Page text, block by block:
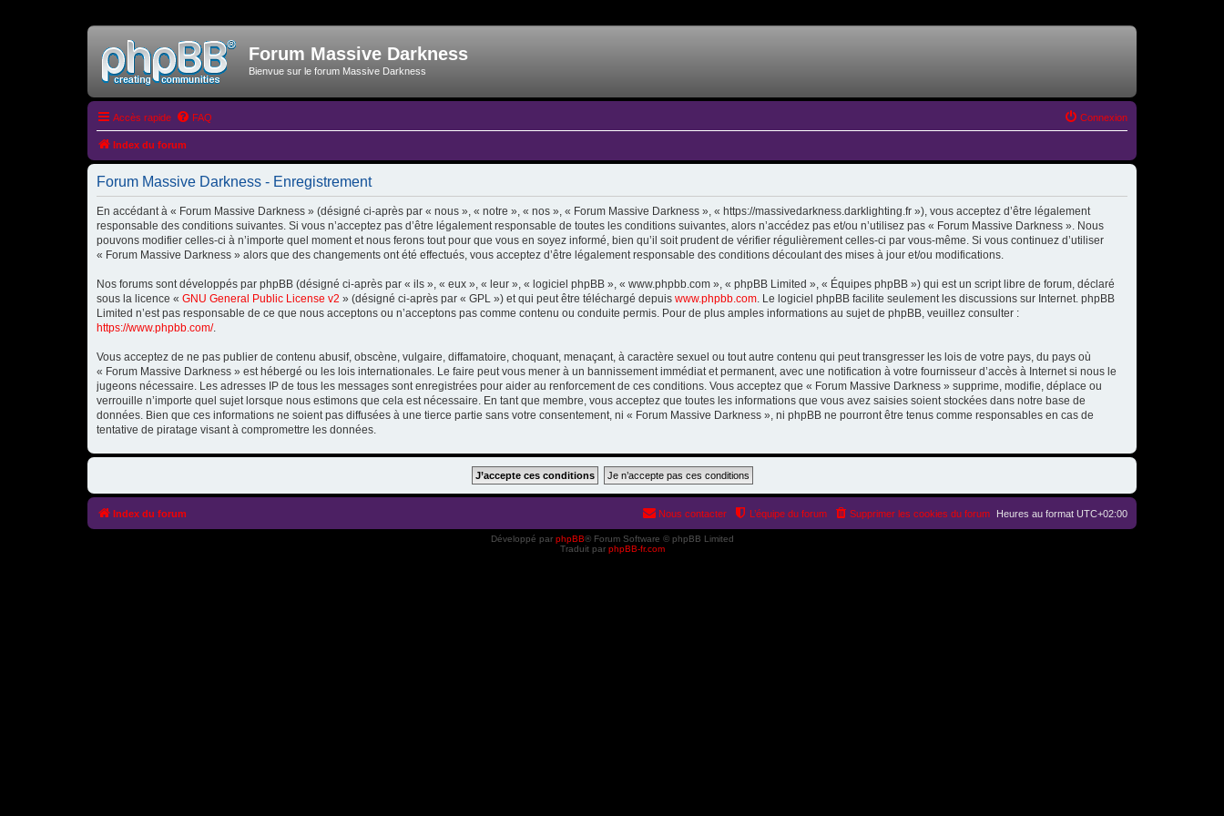
Forum Massive Darkness
Bienvue sur le forum Massive Darkness
Accès rapide FAQ Connexion
Index du forum
Forum Massive Darkness - Enregistrement
En accédant à « Forum Massive Darkness » (désigné ci-après par « nous », « notre », « nos », « Forum Massive Darkness », « https://massivedarkness.darklighting.fr »), vous acceptez d’être légalement
responsable des conditions suivantes. Si vous n’acceptez pas d’être légalement responsable de toutes les conditions suivantes, alors n’accédez pas et/ou n’utilisez pas « Forum Massive Darkness ». Nous
pouvons modifier celles-ci à n’importe quel moment et nous ferons tout pour que vous en soyez informé, bien qu’il soit prudent de vérifier régulièrement celles-ci par vous-même. Si vous continuez d’utiliser
« Forum Massive Darkness » alors que des changements ont été effectués, vous acceptez d’être légalement responsable des conditions découlant des mises à jour et/ou modifications.
Nos forums sont développés par phpBB (désigné ci-après par « ils », « eux », « leur », « logiciel phpBB », « www.phpbb.com », « phpBB Limited », « Équipes phpBB ») qui est un script libre de forum, déclaré
sous la licence « GNU General Public License v2 » (désigné ci-après par « GPL ») et qui peut être téléchargé depuis www.phpbb.com . Le logiciel phpBB facilite seulement les discussions sur Internet. phpBB
Limited n’est pas responsable de ce que nous acceptons ou n’acceptons pas comme contenu ou conduite permis. Pour de plus amples informations au sujet de phpBB, veuillez consulter :
https://www.phpbb.com/.
Vous acceptez de ne pas publier de contenu abusif, obscène, vulgaire, diffamatoire, choquant, menaçant, à caractère sexuel ou tout autre contenu qui peut transgresser les lois de votre pays, du pays où
« Forum Massive Darkness » est hébergé ou les lois internationales. Le faire peut vous mener à un bannissement immédiat et permanent, avec une notification à votre fournisseur d’accès à Internet si nous le
jugeons nécessaire. Les adresses IP de tous les messages sont enregistrées pour aider au renforcement de ces conditions. Vous acceptez que « Forum Massive Darkness » supprime, modifie, déplace ou
verrouille n’importe quel sujet lorsque nous estimons que cela est nécessaire. En tant que membre, vous acceptez que toutes les informations que vous avez saisies soient stockées dans notre base de
données. Bien que ces informations ne soient pas diffusées à une tierce partie sans votre consentement, ni « Forum Massive Darkness », ni phpBB ne pourront être tenus comme responsables en cas de
tentative de piratage visant à compromettre les données.
Index du forum Heures au format UTC+02:00
Supprimer les cookies du forum
L’équipe du forum
Nous contacter
Développé par phpBB® Forum Software © phpBB Limited
Traduit par phpBB-fr.com